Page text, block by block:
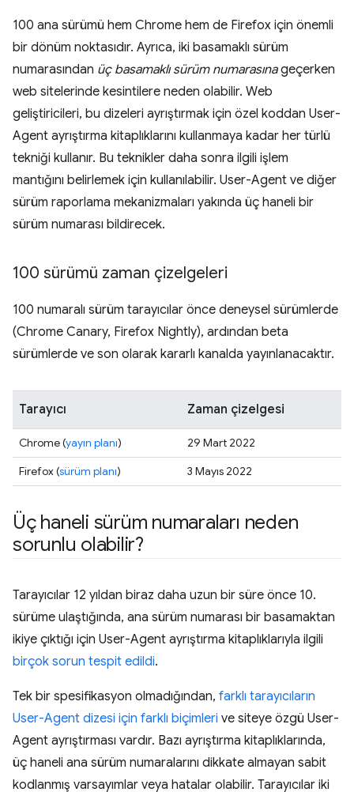
100 ana sürümü hem Chrome hem de Firefox için önemli
bir dönüm noktasıdır. Ayrıca, iki basamaklı sürüm
numarasından üç basamaklı sürüm numarasınageçerken
web sitelerinde kesintilere neden olabilir. Web
geliştiricileri, bu dizeleri ayrıştırmak için özel koddan User-
Agent ayrıştırma kitaplıklarını kullanmaya kadar her türlü
tekniği kullanır. Bu teknikler daha sonra ilgili işlem
mantığını belirlemek için kullanılabilir. User-Agent ve diğer
sürüm raporlama mekanizmaları yakında üç haneli bir
sürüm numarası bildirecek.
100 sürümü zaman çizelgeleri
100 numaralı sürüm tarayıcılar önce deneysel sürümlerde
(Chrome Canary, Firefox Nightly), ardından beta
sürümlerde ve son olarak kararlı kanalda yayınlanacaktır.
Tarayıcı Zaman çizelgesi
Chrome (yayın planı)
29 Mart 2022
Firefox (sürüm planı) 3 Mayıs 2022
Üç haneli sürüm numaraları neden
sorunlu olabilir?
Tarayıcılar 12 yıldan biraz daha uzun bir süre önce 10.
sürüme ulaştığında, ana sürüm numarası bir basamaktan
ikiye çıktığı için User-Agent ayrıştırma kitaplıklarıyla ilgili
birçok sorun tespit edildi.
Tek bir spesifikasyon olmadığından, farklı tarayıcıların
User-Agent dizesi için farklı biçimleri ve siteye özgü User-
Agent ayrıştırması vardır. Bazı ayrıştırma kitaplıklarında,
üç haneli ana sürüm numaralarını dikkate almayan sabit
kodlanmış varsayımlar veya hatalar olabilir. Tarayıcılar iki